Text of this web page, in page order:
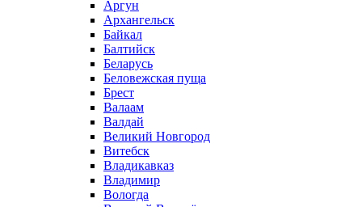
Аргун
Архангельск
Байкал
Балтийск
Беларусь
Беловежская пуща
Брест
Валаам
Валдай
Великий Новгород
Витебск
Владикавказ
Владимир
Вологда